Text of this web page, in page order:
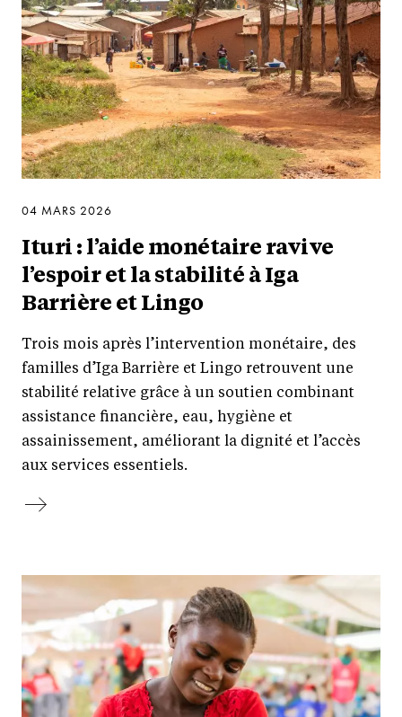
04 MARS 2026
Ituri : l’aide monétaire ravive
l’espoir et la stabilité à Iga
Barrière et Lingo
Trois mois après l’intervention monétaire, des
familles d’Iga Barrière et Lingo retrouvent une
stabilité relative grâce à un soutien combinant
assistance financière, eau, hygiène et
assainissement, améliorant la dignité et l’accès
aux services essentiels.